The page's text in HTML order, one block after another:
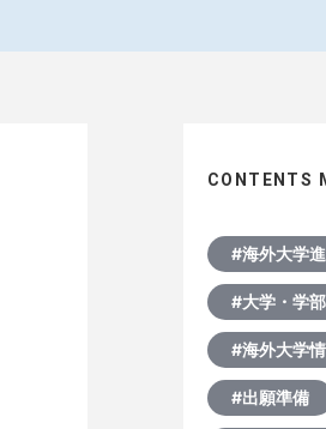
CONTENTS
#海外大学
#大学・学
#海外大学
#出願準備